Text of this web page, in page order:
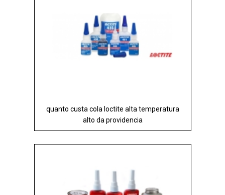
quanto custa cola loctite alta temperatura
alto da providencia